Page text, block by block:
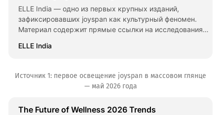
ELLE India — одно из первых крупных изданий,
зафиксировавших joyspan как культурный феномен.
Материал содержит прямые ссылки на исследования
специалистов.
ELLE India
Источник 1: первое освещение joyspan в массовом глянце
— май 2026 года
The Future of Wellness 2026 Trends